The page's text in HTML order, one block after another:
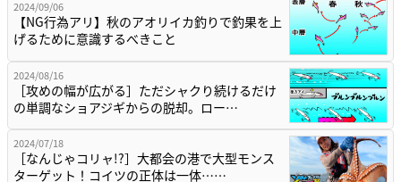
2024/09/06
【NG行為アリ】秋のアオリイカ釣りで釣果を上
げるために意識するべきこと
2024/08/16
［攻めの幅が広がる］ただシャクり続けるだけ
の単調なショアジギからの脱却。ロー…
2024/07/18
［なんじゃコリャ!?］大都会の港で大型モンス
ターゲット！コイツの正体は一体……